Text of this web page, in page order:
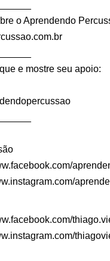
o Aprendendo
e mostre seu apoio: